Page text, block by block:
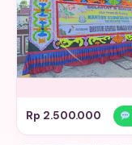
Rp 2.500.000